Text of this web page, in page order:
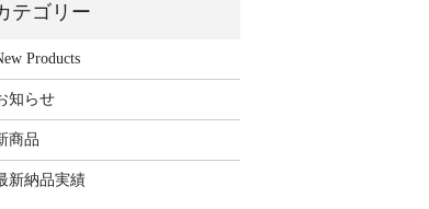
Products
知らせ
商品
新納品実績